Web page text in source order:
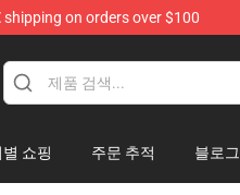
shipping on orders over $100
쇼핑 주문 추적 블로그